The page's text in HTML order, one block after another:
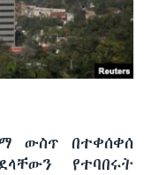
ውስጥ በተቀሰቀሰ
የተባበሩት